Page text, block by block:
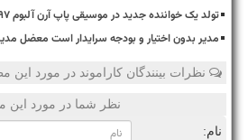
تولد یک خواننده جدید در موسیقی پاپ آرن آلبوم ۱۹۹۷ را منتشر نمود
مدیر بدون اختیار و بودجه سرایدار است معضل
نظرات بینندگان کاراموند در مورد این
نظر شما در مورد این
نام: